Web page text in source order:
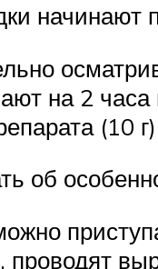
начинают
на 2
(10
об